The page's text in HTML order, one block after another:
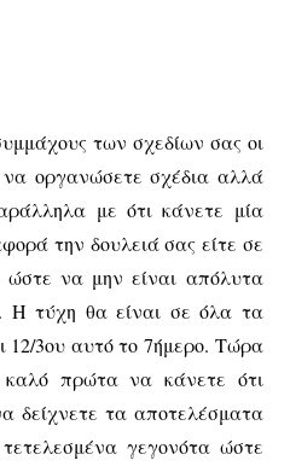
των σχεδίων σας οι
οργανώσετε σχέδια αλλά
με ότι κάνετε μία
την δουλειά σας είτε σε
να μην είναι απόλυτα
Η τύχη θα είναι σε όλα τα
12/3ου αυτό το 7ήμερο. Τώρα
καλό πρώτα να κάνετε ότι
δείχνετε τα αποτελέσματα
γεγονότα ώστε